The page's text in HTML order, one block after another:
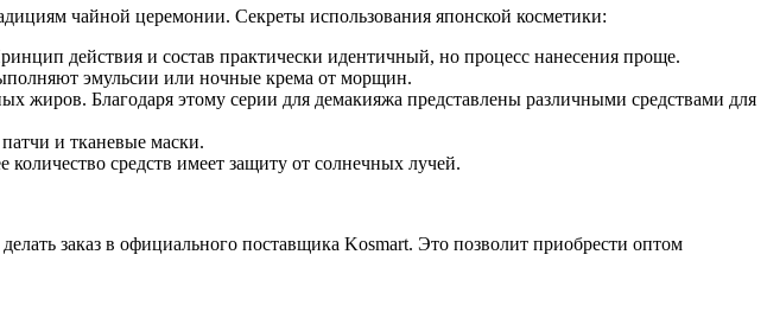
чайной церемонии. Секреты использования японской косметики:
действия и состав практически идентичный, но процесс нанесения проще.
эмульсии или ночные крема от морщин.
жиров. Благодаря этому серии для демакияжа представлены различными средствами для
и тканевые маски.
средств имеет защиту от солнечных лучей.
заказ в официального поставщика Kosmart. Это позволит приобрести оптом